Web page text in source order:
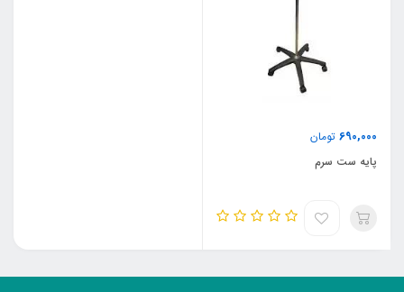
690,000 تومان
پایه ست سرم